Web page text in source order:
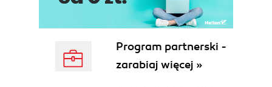
Component Models
JavaBeans
Enterprise JavaBeans
Persistence Models
EJB Persistence
Program partnerski -
zarabiaj więcej »